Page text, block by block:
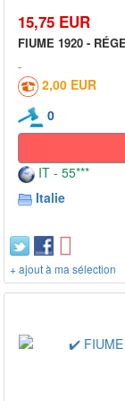
15,75 EUR
FIUME 1920 -
2,00 EUR
0
IT - 55***
Italie
+ ajout à ma sélection